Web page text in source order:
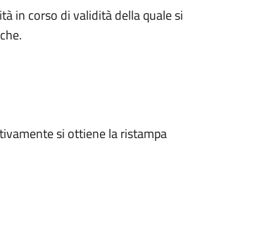
in corso di validità della quale si
si ottiene la ristampa